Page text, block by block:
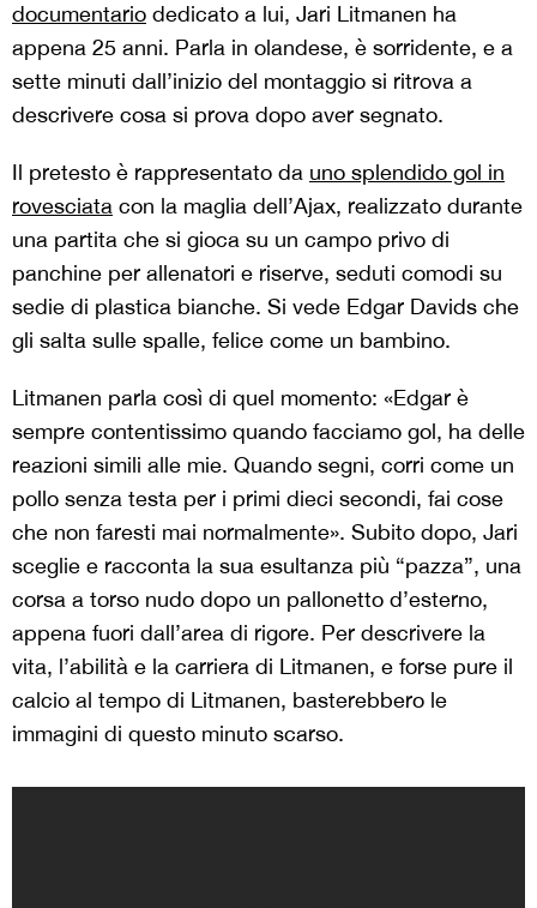
documentario dedicato a lui, Jari Litmanen ha
appena 25 anni. Parla in olandese, è sorridente, e a
sette minuti dall’inizio del montaggio si ritrova a
descrivere cosa si prova dopo aver segnato.
Il pretesto è rappresentato da uno splendido gol in
rovesciata con la maglia dell’Ajax, realizzato durante
una partita che si gioca su un campo privo di
panchine per allenatori e riserve, seduti comodi su
sedie di plastica bianche. Si vede Edgar Davids che
gli salta sulle spalle, felice come un bambino.
Litmanen parla così di quel momento: «Edgar è
sempre contentissimo quando facciamo gol, ha delle
reazioni simili alle mie. Quando segni, corri come un
pollo senza testa per i primi dieci secondi, fai cose
che non faresti mai normalmente». Subito dopo, Jari
sceglie e racconta la sua esultanza più “pazza”, una
corsa a torso nudo dopo un pallonetto d’esterno,
appena fuori dall’area di rigore. Per descrivere la
vita, l’abilità e la carriera di Litmanen, e forse pure il
calcio al tempo di Litmanen, basterebbero le
immagini di questo minuto scarso.